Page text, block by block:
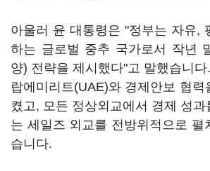
아울러 윤 대통령은 "정부는 자유,
하는 글로벌 중추 국가로서 작년
양) 전략을 제시했다"고 말했습니
랍에미리트(UAE)와 경제안보 협력
켰고, 모든 정상외교에서 경제 성과
는 세일즈 외교를 전방위적으로 펼
습니다.